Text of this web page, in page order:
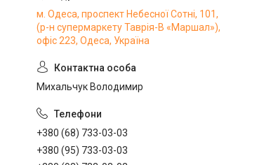
м. Одеса, проспект Небесної Сотні, 101,
(р-н супермаркету Таврія-В «Маршал»),
офіс 223, Одеса, Україна
Михальчук Володимир
+380 (68) 733-03-03
+380 (95) 733-03-03